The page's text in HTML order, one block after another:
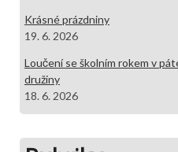
Krásné prázdniny
19. 6. 2026
Loučení se školním rokem v
družiny
18. 6. 2026